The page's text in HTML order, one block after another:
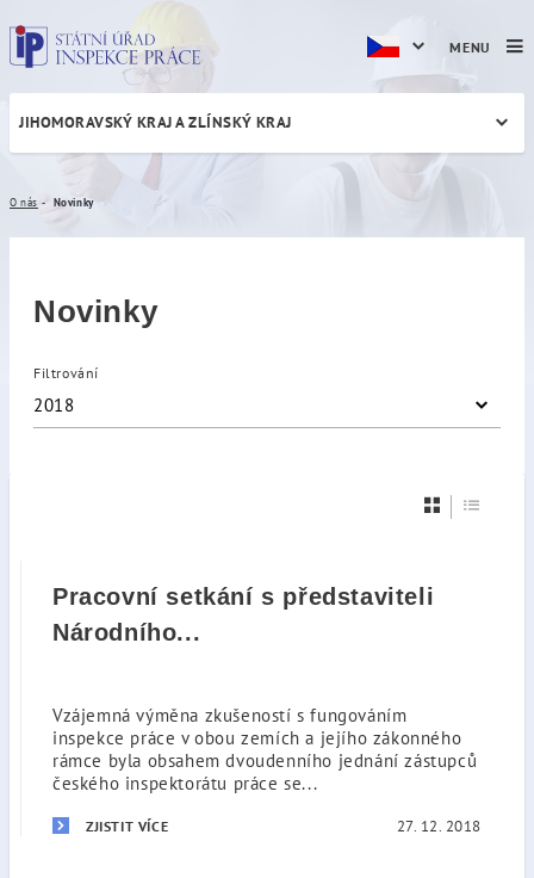
Novinky
JIHOMORAVSKÝ KRAJ A ZLÍNSKÝ KRAJ
O nás Novinky
Novinky
Filtrování
2018
Pracovní setkání s představiteli
Národního...
Vzájemná výměna zkušeností s fungováním
inspekce práce v obou zemích a jejího zákonného
rámce byla obsahem dvoudenního jednání zástupců
českého inspektorátu práce se...
ZJISTIT VÍCE 27. 12. 2018
MENU